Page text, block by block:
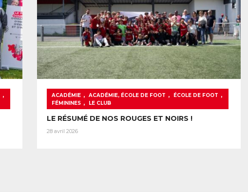
, ACADÉMIE , ACADÉMIE, ÉCOLE DE FOOT , ÉCOLE DE FOOT ,
FÉMININES , LE CLUB
LE RÉSUMÉ DE NOS ROUGES ET NOIRS !
28 avril 2026